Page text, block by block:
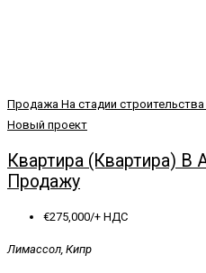
Продажа На стадии строительства
Новый проект
Квартира (Квартира) В
Продажу
€275,000/+ НДС
Лимассол, Кипр